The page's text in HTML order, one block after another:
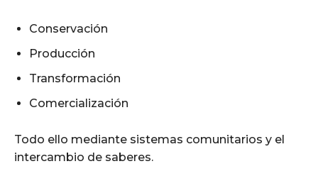
Conservación
Producción
Transformación
Comercialización
Todo ello mediante sistemas comunitarios y el
intercambio de saberes.